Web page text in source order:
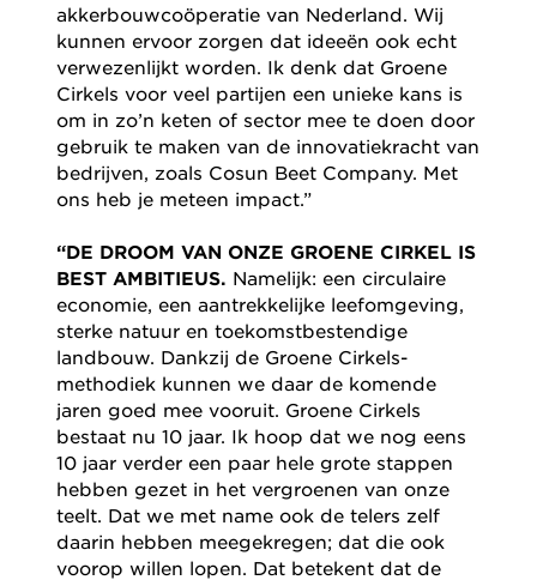
akkerbouwcoöperatie van Nederland. Wij
kunnen ervoor zorgen dat ideeën ook echt
verwezenlijkt worden. Ik denk dat Groene
Cirkels voor veel partijen een unieke kans is
om in zo’n keten of sector mee te doen door
gebruik te maken van de innovatiekracht van
bedrijven, zoals Cosun Beet Company. Met
ons heb je meteen impact.”
“DE DROOM VAN ONZE GROENE CIRKEL IS
BEST AMBITIEUS. Namelijk: een circulaire
economie, een aantrekkelijke leefomgeving,
sterke natuur en toekomstbestendige
landbouw. Dankzij de Groene Cirkels-
methodiek kunnen we daar de komende
jaren goed mee vooruit. Groene Cirkels
bestaat nu 10 jaar. Ik hoop dat we nog eens
10 jaar verder een paar hele grote stappen
hebben gezet in het vergroenen van onze
teelt. Dat we met name ook de telers zelf
daarin hebben meegekregen; dat die ook
voorop willen lopen. Dat betekent dat de